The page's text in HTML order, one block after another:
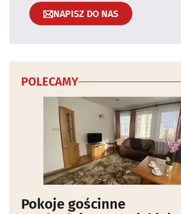
NAPISZ DO NAS
POLECAMY
Pokoje gościnne